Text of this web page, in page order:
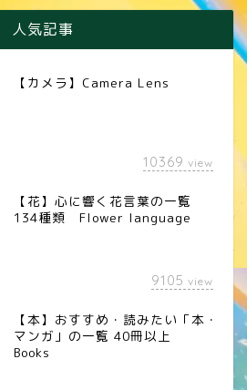
人気記事
【カメラ】Camera Lens
10369 view
【花】心に響く花言葉の一覧
134種類 Flower language
9105 view
【本】おすすめ・読みたい「本・
マンガ」の一覧 40冊以上
Books